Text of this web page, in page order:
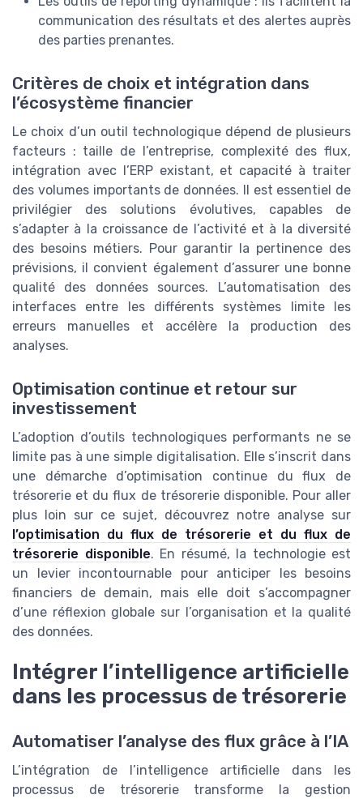
communication des résultats et des alertes auprès
des parties prenantes.
Critères de choix et intégration dans
l’écosystème financier
Le choix d’un outil technologique dépend de plusieurs
facteurs : taille de l’entreprise, complexité des flux,
intégration avec l’ERP existant, et capacité à traiter
des volumes importants de données. Il est essentiel de
privilégier des solutions évolutives, capables de
s’adapter à la croissance de l’activité et à la diversité
des besoins métiers. Pour garantir la pertinence des
prévisions, il convient également d’assurer une bonne
qualité des données sources. L’automatisation des
interfaces entre les différents systèmes limite les
erreurs manuelles et accélère la production des
analyses.
Optimisation continue et retour sur
investissement
L’adoption d’outils technologiques performants ne se
limite pas à une simple digitalisation. Elle s’inscrit dans
une démarche d’optimisation continue du flux de
trésorerie et du flux de trésorerie disponible. Pour aller
plus loin sur ce sujet, découvrez notre analyse sur
l’optimisation du flux de trésorerie et du flux de
trésorerie disponible. En résumé, la technologie est
un levier incontournable pour anticiper les besoins
financiers de demain, mais elle doit s’accompagner
d’une réflexion globale sur l’organisation et la qualité
des données.
Intégrer l’intelligence artificielle
dans les processus de trésorerie
Automatiser l’analyse des flux grâce à l’IA
L’intégration de l’intelligence artificielle dans les
processus de trésorerie transforme la gestion